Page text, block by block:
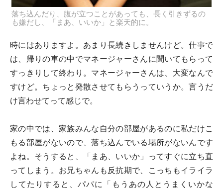
落ち込んだり、腹が立つことがあっても、長く引きずるの
も嫌だし、「まあ、いいか」と楽天的に。
時にはありますよ。あまり長続きしませんけど。仕事で
は、帰りの車の中でマネージャーさんに聞いてもらって
すっきりして終わり。マネージャーさんは、大変なんで
すけど。ちょっと発散させてもらうっていうか。言うだ
け言わせてって感じで。
家の中では、家族みんな自分の部屋があるのに私だけこ
もる部屋がないので、落ち込んでいる場所がないんです
よね。そうすると、「まあ、いいか」ってすぐに立ち直
ってしまう。お兄ちゃんも反抗期で、こっちもイライラ
してたりすると、パパに「もうあの人とうまくいかな